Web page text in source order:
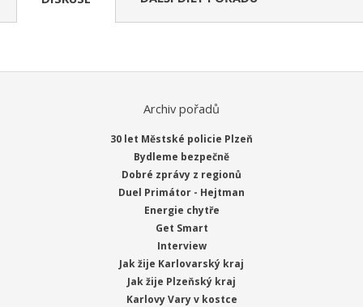
Archiv pořadů
30 let Městské policie Plzeň
Bydleme bezpečně
Dobré zprávy z regionů
Duel Primátor - Hejtman
Energie chytře
Get Smart
Interview
Jak žije Karlovarský kraj
Jak žije Plzeňský kraj
Karlovy Vary v kostce